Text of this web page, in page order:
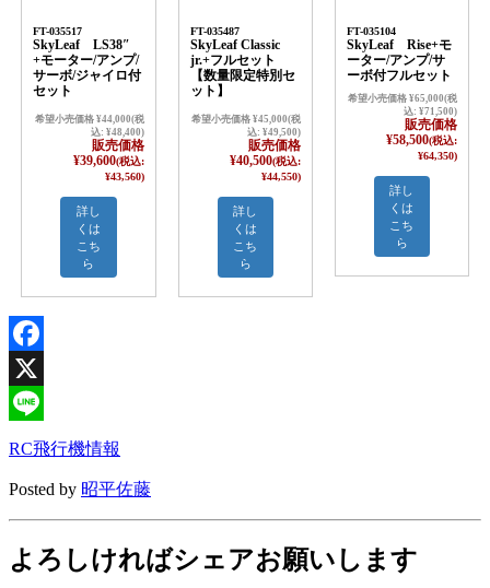
FT-035517
SkyLeaf LS38″
+モーター/アンプ/
サーボ/ジャイロ付
セット
希望小売価格 ¥44,000(税
込: ¥48,400)
販売価格
¥39,600(税込:
¥43,560)
詳し
くは
こち
ら
FT-035487
SkyLeaf Classic
jr.+フルセット
【数量限定特別セ
ット】
希望小売価格 ¥45,000(税
込: ¥49,500)
販売価格
¥40,500(税込:
¥44,550)
詳し
くは
こち
ら
FT-035104
SkyLeaf Rise+モ
ーター/アンプ/サ
ーボ付フルセット
希望小売価格 ¥65,000(税
込: ¥71,500)
販売価格
¥58,500(税込:
¥64,350)
詳し
くは
こち
ら
Facebook
X
Line
RC飛行機情報
Posted by 昭平佐藤
よろしければシェアお願いします